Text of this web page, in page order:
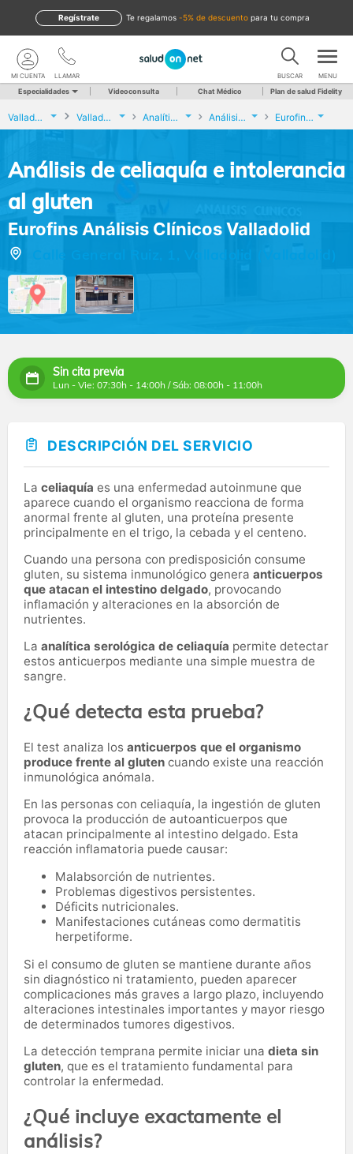
te regalamos -5% de descuento para tu compra
Regístrate
LLAMAR
MI CUENTA BUSCAR MENU
Especialidades Videoconsulta Chat Médico Plan de salud Fidelity
Valladolid Valladolid Analíticas y Genética Análisis de celiaquía e intolerancia al gluten Eurofins Análisis Clínicos Valladolid
Análisis de celiaquía e intolerancia
al gluten
Eurofins Análisis Clínicos Valladolid
Sin cita previa
Lun - Vie: 07:30h - 14:00h / Sáb: 08:00h - 11:00h
DESCRIPCIÓN DEL SERVICIO
La celiaquía es una enfermedad autoinmune que
aparece cuando el organismo reacciona de forma
anormal frente al gluten, una proteína presente
principalmente en el trigo, la cebada y el centeno.
Cuando una persona con predisposición consume
gluten, su sistema inmunológico genera anticuerpos
que atacan el intestino delgado, provocando
inflamación y alteraciones en la absorción de
nutrientes.
La analítica serológica de celiaquía permite detectar
estos anticuerpos mediante una simple muestra de
sangre.
¿Qué detecta esta prueba?
El test analiza los anticuerpos que el organismo
produce frente al gluten cuando existe una reacción
inmunológica anómala.
En las personas con celiaquía, la ingestión de gluten
provoca la producción de autoanticuerpos que
atacan principalmente al intestino delgado. Esta
reacción inflamatoria puede causar:
Malabsorción de nutrientes.
Problemas digestivos persistentes.
Déficits nutricionales.
Manifestaciones cutáneas como dermatitis
herpetiforme.
Si el consumo de gluten se mantiene durante años
sin diagnóstico ni tratamiento, pueden aparecer
complicaciones más graves a largo plazo, incluyendo
alteraciones intestinales importantes y mayor riesgo
de determinados tumores digestivos.
La detección temprana permite iniciar una dieta sin
gluten, que es el tratamiento fundamental para
controlar la enfermedad.
¿Qué incluye exactamente el
análisis?